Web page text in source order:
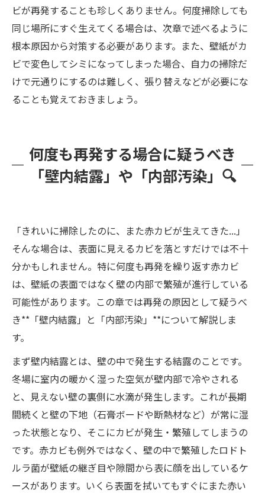
ビが再発することも珍しくありません。何度掃除しても
同じ場所にすぐ生えてくる場合は、次章で述べるように
根本原因から対策する必要があります。また、壁紙がカ
ビで変色してシミになってしまった場合、自力の掃除だ
けで元通りにするのは難しく、張り替えなどが必要にな
ることも覚えておきましょう。
何度も再発する場合に疑うべき
「壁内結露」や「内部汚染」🔍
「きれいに掃除したのに、また赤カビが生えてきた...」
そんな場合は、表面に見えるカビを落とすだけでは不十
分かもしれません。特に何度も再発を繰り返す赤カビ
は、壁紙の表面ではなく壁の内部で繁殖が進行している
可能性があります。この章では再発の原因として疑うべ
き**「壁内結露」と「内部汚染」**について解説しま
す。
まず壁内結露とは、壁の中で発生する結露のことです。
冬場に室内の暖かく湿った空気が壁内部で冷やされる
と、見えない壁の裏側に水滴が発生します。これが長期
間続くと壁の下地（石膏ボードや断熱材など）が常に湿
った状態となり、そこにカビが発生・繁殖してしまうの
です。赤カビも例外ではなく、壁の中で繁殖したロドト
ルラ菌が壁紙の継ぎ目や隙間から表に顔を出しているケ
ースがあります。いくら表面を拭いてもすぐにまた赤い